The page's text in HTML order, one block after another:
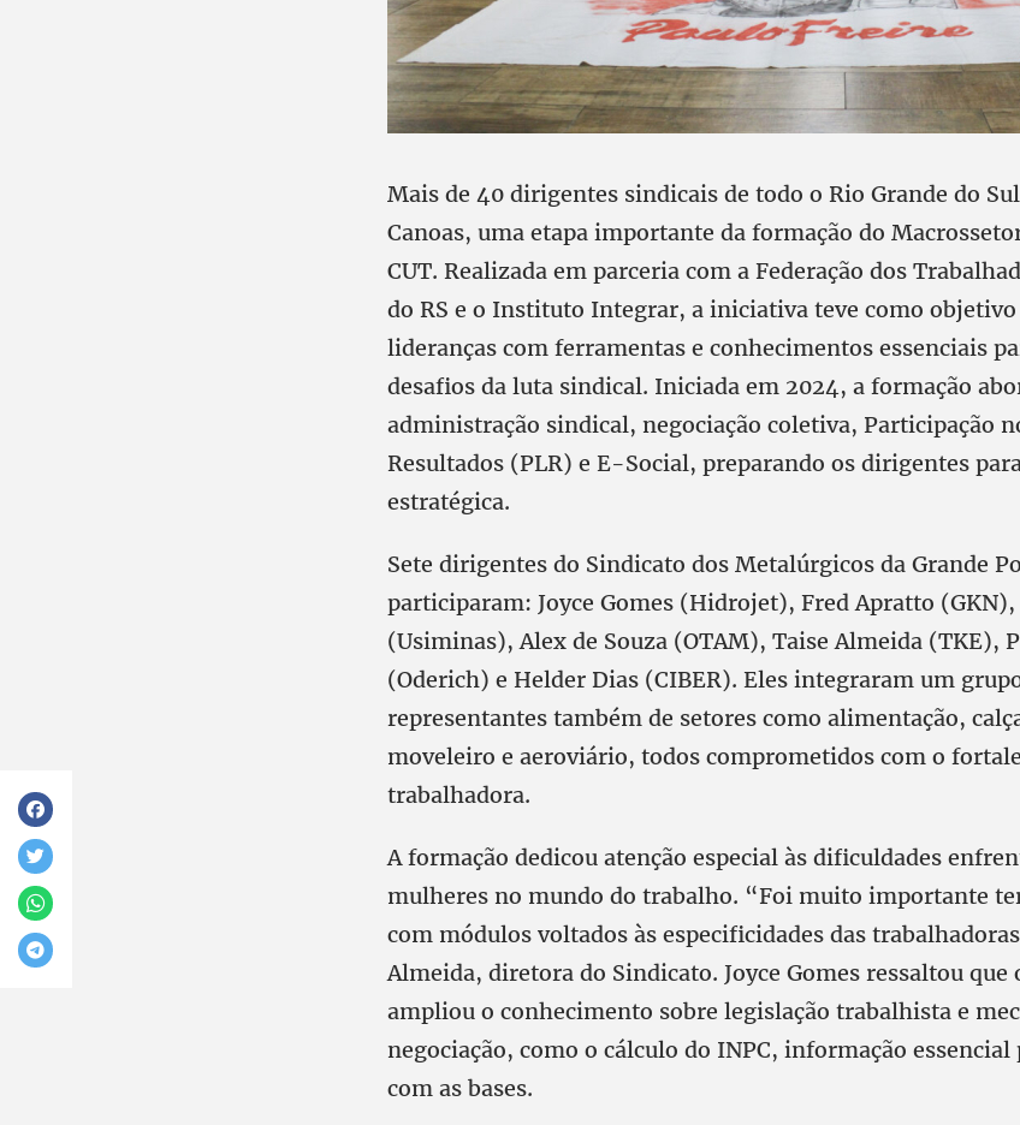
Mais de 40 dirigentes sindicais de todo o Rio Grande do
Canoas, uma etapa importante da formação do
CUT. Realizada em parceria com a Federação dos
do RS e o Instituto Integrar, a iniciativa teve como
lideranças com ferramentas e conhecimentos essenciais
desafios da luta sindical. Iniciada em 2024, a formação
administração sindical, negociação coletiva, Participação
Resultados (PLR) e E-Social, preparando os dirigentes
estratégica.
Sete dirigentes do Sindicato dos Metalúrgicos da Grande
participaram: Joyce Gomes (Hidrojet), Fred Apratto
(Usiminas), Alex de Souza (OTAM), Taise Almeida (TKE),
(Oderich) e Helder Dias (CIBER). Eles integraram um
representantes também de setores como alimentação,
moveleiro e aeroviário, todos comprometidos com o
trabalhadora.
A formação dedicou atenção especial às dificuldades
mulheres no mundo do trabalho. “Foi muito importante
com módulos voltados às especificidades das
Almeida, diretora do Sindicato. Joyce Gomes ressaltou que
ampliou o conhecimento sobre legislação trabalhista e
negociação, como o cálculo do INPC, informação
com as bases.